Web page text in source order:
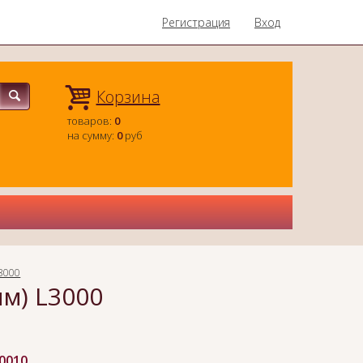
Регистрация Вход
Корзина
товаров: 0
на сумму: 0руб
L3000